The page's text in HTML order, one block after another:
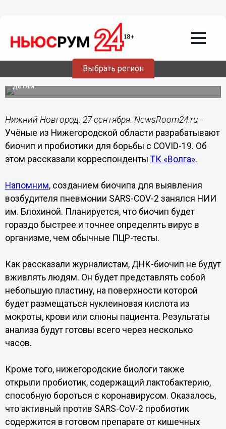
Выбрать регион
Биочип и пробиотики для борьбы с
COVID-19 разрабатывают
нижегородские учёные
Потенциальный препарат можно будет принимать даже
детям.
Нижний Новгород. 27 сентября. NewsRoom24.ru -
Учёные из Нижегородской области разрабатывают
биочип и пробиотики для борьбы с COVID-19. Об
этом рассказали корреспонденты ТК «Волга».
Напомним, созданием биочипа для выявления
возбудителя пневмонии SARS-COV-2 занялся НИИ
им. Блохиной. Планируется, что биочип будет
гораздо быстрее и точнее определять вирус в
организме, чем обычные ПЦР-тесты.
Как рассказали журналистам, ДНК-биочип не будут
вживлять людям. Он будет представлять собой
небольшую пластину, на поверхности которой
будет размещаться нуклеиновая кислота из
мокроты, крови или слюны пациента. Результаты
анализа будут готовы всего через несколько
часов.
Кроме того, нижегородские биологи также
открыли пробиотик, содержащий лактобактерию,
способную бороться с коронавирусом. Оказалось,
что активный против SARS-CoV-2 пробиотик
содержится в готовом препарате от кишечных